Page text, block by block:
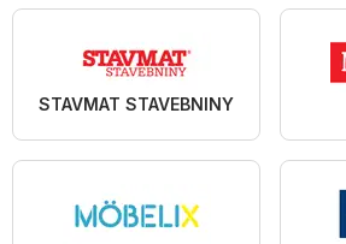
STAVMAT STAVEBNINY